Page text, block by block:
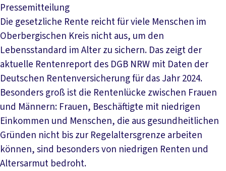
Pressemitteilung
Die gesetzliche Rente reicht für viele Menschen im
Oberbergischen Kreis nicht aus, um den
Lebensstandard im Alter zu sichern. Das zeigt der
aktuelle Rentenreport des DGB NRW mit Daten der
Deutschen Rentenversicherung für das Jahr 2024.
Besonders groß ist die Rentenlücke zwischen Frauen
und Männern: Frauen, Beschäftigte mit niedrigen
Einkommen und Menschen, die aus gesundheitlichen
Gründen nicht bis zur Regelaltersgrenze arbeiten
können, sind besonders von niedrigen Renten und
Altersarmut bedroht.